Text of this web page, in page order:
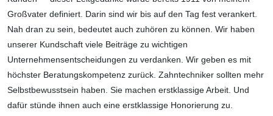
Großvater definiert. Darin sind wir bis auf den Tag fest verankert.
Nah dran zu sein, bedeutet auch zuhören zu können. Wir haben
unserer Kundschaft viele Beiträge zu wichtigen
Unternehmensentscheidungen zu verdanken. Wir geben es mit
höchster Beratungskompetenz zurück. Zahntechniker sollten mehr
Selbstbewusstsein haben. Sie machen erstklassige Arbeit. Und
dafür stünde ihnen auch eine erstklassige Honorierung zu.